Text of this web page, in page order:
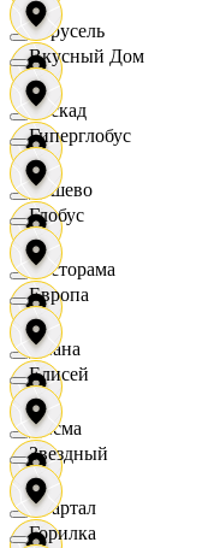
Карусель
Каскад
Дёшево
Касторама
Диана
Дисма
Квартал
Вкусный Дом
Гиперглобус
Глобус
Европа
Елисей
Звездный
Горилка